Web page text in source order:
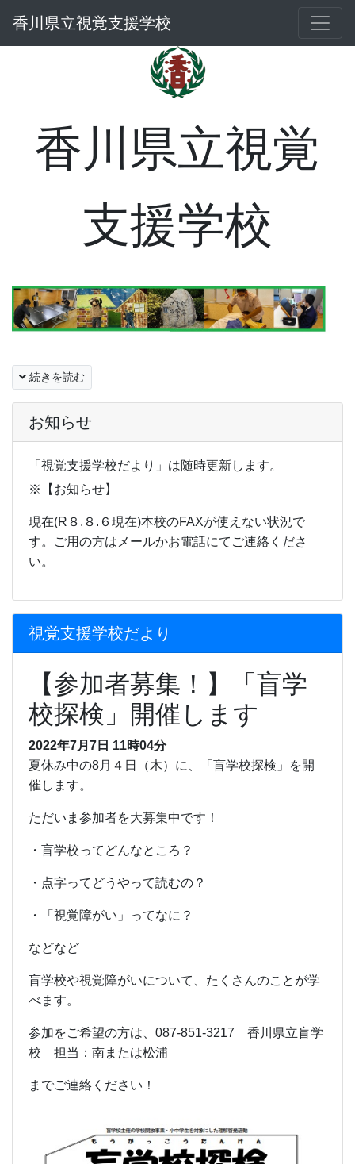
香川県立視覚支援学校
香川県立視覚
支援学校
続きを読む
お知らせ
「視覚支援学校だより」は随時更新します。
※【お知らせ】
現在(R８.８.６現在)本校のFAXが使えない状況で
す。ご用の方はメールかお電話にてご連絡くださ
い。
視覚支援学校だより
【参加者募集！】「盲学
校探検」開催します
2022年7月7日 11時04分
夏休み中の8月４日（木）に、「盲学校探検」を開
催します。
ただいま参加者を大募集中です！
・盲学校ってどんなところ？
・点字ってどうやって読むの？
・「視覚障がい」ってなに？
などなど
盲学校や視覚障がいについて、たくさんのことが学
べます。
参加をご希望の方は、087-851-3217 香川県立盲学
校 担当：南または松浦
までご連絡ください！